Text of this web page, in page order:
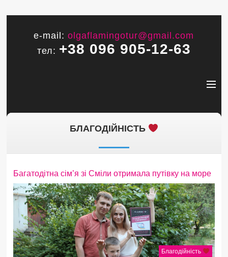
e-mail:olgaflamingotur@gmail.com
тел: +38 096 905-12-63
БЛАГОДІЙНІСТЬ
Багатодітна сім’я зі Сміли отримала путівку на море
Благодійність